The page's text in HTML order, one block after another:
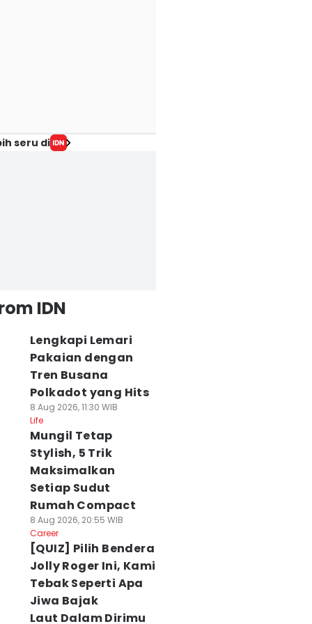
seru di
IDN
Lengkapi Lemari
Pakaian dengan
Tren Busana
Polkadot yang Hits
8 Aug 2026, 11:30 WIB
Life
Mungil Tetap
Stylish, 5 Trik
Maksimalkan
Setiap Sudut
Rumah Compact
8 Aug 2026, 20:55 WIB
Career
[QUIZ] Pilih Bendera
Jolly Roger Ini, Kami
Tebak Seperti Apa
Jiwa Bajak
Laut Dalam Dirimu